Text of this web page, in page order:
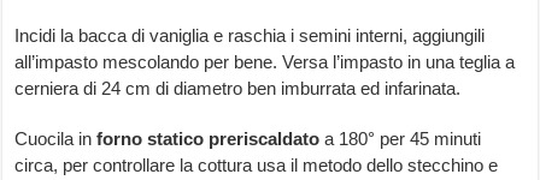
Incidi la bacca di vaniglia e raschia i semini interni, aggiungili
all’impasto mescolando per bene. Versa l’impasto in una teglia a
cerniera di 24 cm di diametro ben imburrata ed infarinata.
Cuocila inforno statico preriscaldato a 180° per 45 minuti
circa, per controllare la cottura usa il metodo dello stecchino e